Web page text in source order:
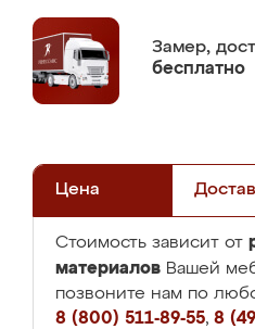
Замер,
бесплатно
Цена
Стоимость зависит от
материалов Вашей
позвоните нам по
8 (800) 511-89-55, 8